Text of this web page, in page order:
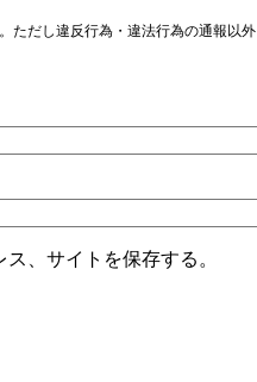
ただし違反行為・違法行為の通報以外
、サイトを保存する。